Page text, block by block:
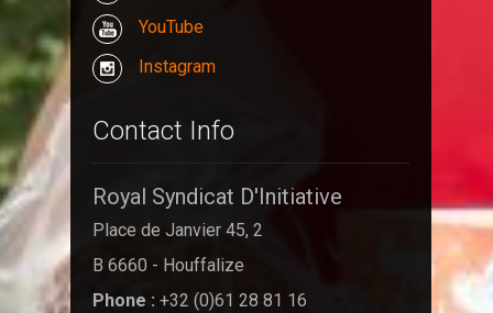
YouTube
Instagram
Contact Info
Royal Syndicat D'Initiative
Place de Janvier 45, 2
B 6660 - Houffalize
Phone : +32 (0)61 28 81 16